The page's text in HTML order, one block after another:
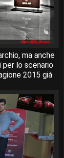
ma anche
per lo scenario
2015 già